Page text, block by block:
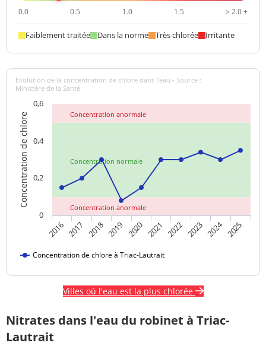
0.0 0.5 1.0 1.5 > 2.0 +
Faiblement traitée Dans la norme Très chlorée Irritante
Concentration normale
Concentration anormale
Concentration anormale
Concentration de chlore
Evolution de la concentration de chlore dans l'eau - Source :
Ministère de la Santé
Concentration de chlore à Triac-Lautrait
2016 2017 2018 2019 2020 2021 2022 2023 2024 2025
0
0,2
0,4
0,6
Villes où l'eau est la plus chlorée
Nitrates dans l'eau du robinet à Triac-
Lautrait